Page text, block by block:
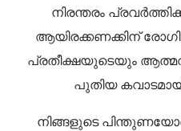
നിരന്തരം
ആയിരക്കണക്കിന്
പ്രതീക്ഷയുടെയും
പുതിയ
നിങ്ങളുടെ